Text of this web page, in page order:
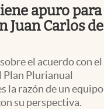
Uruguay
apuro para
Juan Carlos de
el acuerdo con el
Plurianual
la razón de un equipo
su perspectiva.